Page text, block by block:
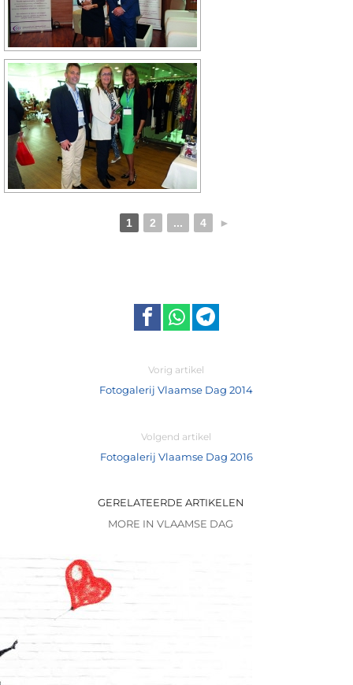
1 2 ... 4 ►
Vorig artikel
Fotogalerij Vlaamse Dag 2014
Volgend artikel
Fotogalerij Vlaamse Dag 2016
GERELATEERDE ARTIKELEN
MORE IN VLAAMSE DAG